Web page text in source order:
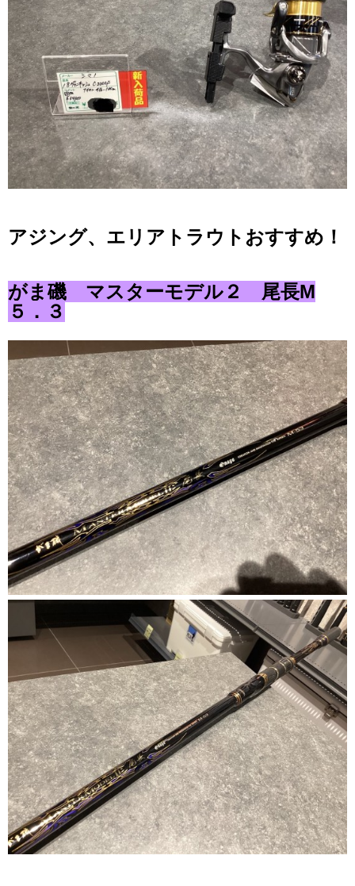
アジング、エリアトラウトおすすめ！
がま磯 マスターモデル２ 尾長M
５．３